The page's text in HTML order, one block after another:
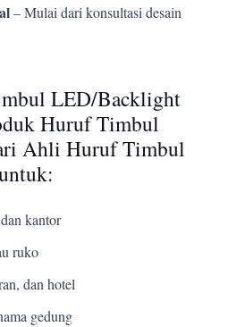
– Mulai dari konsultasi desain
LED/Backlight
Huruf Timbul
Ahli Huruf Timbul
kantor
ruko
dan hotel
gedung